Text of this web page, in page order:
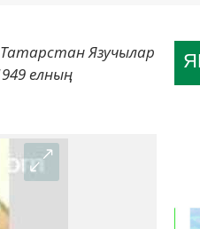
Язучылар
елның